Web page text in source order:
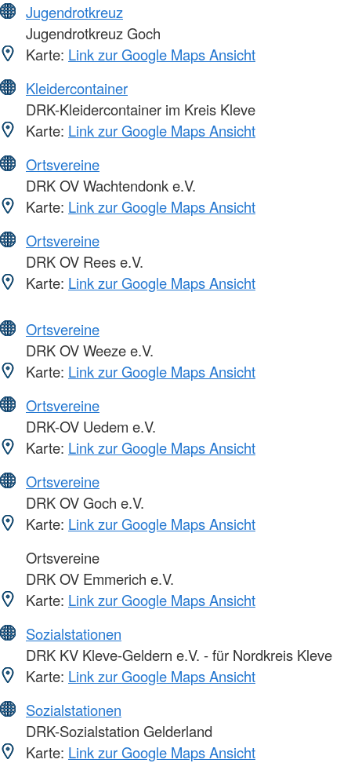
Jugendrotkreuz
Jugendrotkreuz Goch
Karte: Link zur Google Maps Ansicht
Kleidercontainer
DRK-Kleidercontainer im Kreis Kleve
Karte: Link zur Google Maps Ansicht
Ortsvereine
DRK OV Wachtendonk e.V.
Karte: Link zur Google Maps Ansicht
Ortsvereine
DRK OV Rees e.V.
Karte: Link zur Google Maps Ansicht
Ortsvereine
DRK OV Weeze e.V.
Karte: Link zur Google Maps Ansicht
Ortsvereine
DRK-OV Uedem e.V.
Karte: Link zur Google Maps Ansicht
Ortsvereine
DRK OV Goch e.V.
Karte: Link zur Google Maps Ansicht
Ortsvereine
DRK OV Emmerich e.V.
Karte: Link zur Google Maps Ansicht
Sozialstationen
DRK KV Kleve-Geldern e.V. - für Nordkreis Kleve
Karte: Link zur Google Maps Ansicht
Sozialstationen
DRK-Sozialstation Gelderland
Karte: Link zur Google Maps Ansicht